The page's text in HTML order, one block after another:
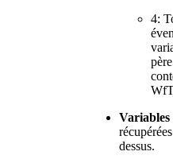
4:
Variables
dessus.